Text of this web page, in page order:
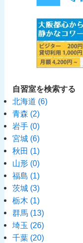
自習室を検索する
北海道 (6)
青森 (2)
岩手 (0)
宮城 (6)
秋田 (1)
山形 (0)
福島 (1)
茨城 (3)
栃木 (1)
群馬 (13)
埼玉 (26)
千葉 (20)